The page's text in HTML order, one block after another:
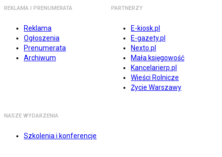
REKLAMA I PRENUMERATA
Reklama
Ogłoszenia
Prenumerata
Archiwum
PARTNERZY
E-kiosk.pl
E-gazety.pl
Nexto.pl
Mała księgowość
Kancelarierp.pl
Wieści Rolnicze
Życie Warszawy
NASZE WYDARZENIA
Szkolenia i konferencje